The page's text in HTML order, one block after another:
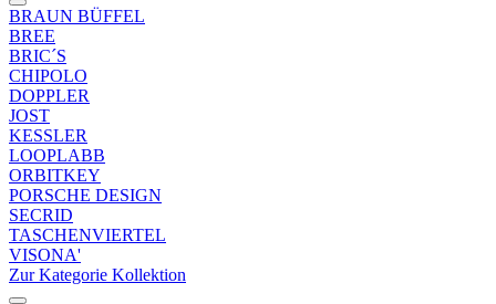
BRAUN BÜFFEL
BREE
BRIC´S
CHIPOLO
DOPPLER
JOST
KESSLER
LOOPLABB
ORBITKEY
PORSCHE DESIGN
SECRID
TASCHENVIERTEL
VISONA'
Zur Kategorie Kollektion